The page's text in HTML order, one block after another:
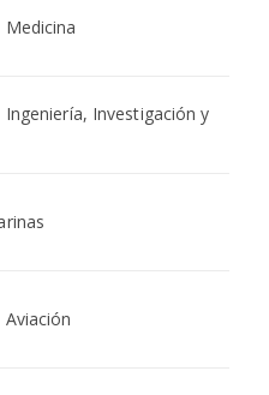
Medicina
Investigación y